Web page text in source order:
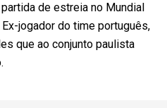
de estreia no Mundial
jogador do time português,
que ao conjunto paulista